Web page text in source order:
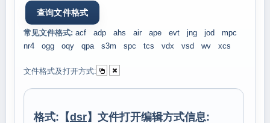
常见文件格式: acf adp ahs air ape evt jng jod
mpc
nr4
ogg oqy qpa s3m spc tcs vdx vsd wv xcs
文件格式及打开方式:
格式:【dsr】文件打开编辑方式信息: